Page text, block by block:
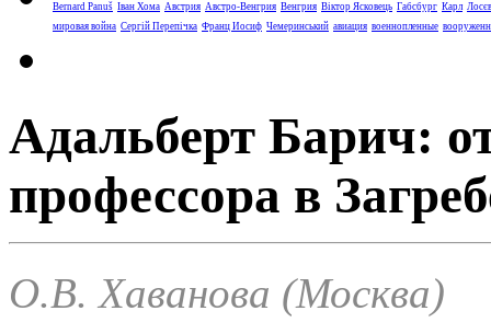
Bernard Panuš Іван Хома Австрия Австро-Венгрия Венгрия Віктор Ясковець Габсбург Карл Лосєв
мировая война Сергій Перепічка Франц Иосиф Чемеринський авиация военнопленные
Адальберт Барич:
профессора в
О.В. Хаванова (Москва)